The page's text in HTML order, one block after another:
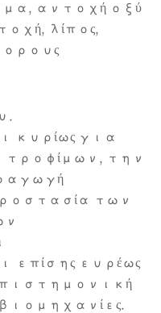
αντοχή οξύ
λίπος,
κυρίως για
την
των
ευρέως